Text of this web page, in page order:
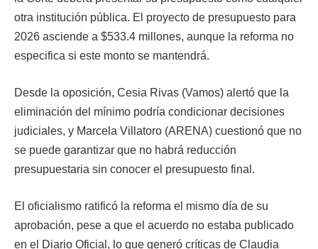
otra institución pública. El proyecto de presupuesto para
2026 asciende a $533.4 millones, aunque la reforma no
especifica si este monto se mantendrá.
Desde la oposición, Cesia Rivas (Vamos) alertó que la
eliminación del mínimo podría condicionar decisiones
judiciales, y Marcela Villatoro (ARENA) cuestionó que no
se puede garantizar que no habrá reducción
presupuestaria sin conocer el presupuesto final.
El oficialismo ratificó la reforma el mismo día de su
aprobación, pese a que el acuerdo no estaba publicado
en el Diario Oficial, lo que generó críticas de Claudia